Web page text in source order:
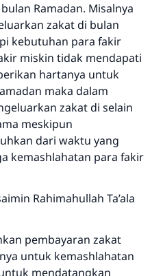
Ramadan. Misalnya
zakat di bulan
kebutuhan para fakir
miskin tidak mendapati
hartanya untuk
maka dalam
zakat di selain
meskipun
dari waktu yang
kemashlahatan para fakir
Rahimahullah Ta’ala
pembayaran zakat
untuk kemashlahatan
mendatangkan